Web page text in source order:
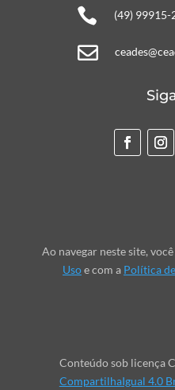
 (49) 99915-

Ao navegar neste site,
Usoe com a Política
Conteúdo sob licença
CompartilhaIgual 4.0